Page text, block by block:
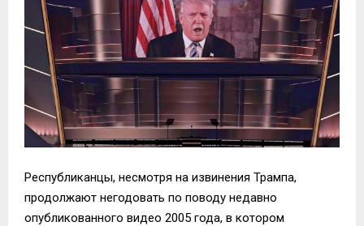
Республиканцы, несмотря на извинения Трампа,
продолжают негодовать по поводу недавно
опубликованного видео 2005 года, в котором